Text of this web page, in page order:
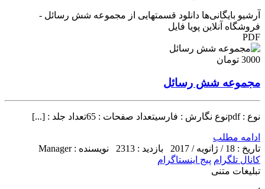
آرشیو بایگانی‌ها دانلود قسمتهایی از مجموعه شش رسائل -
فروشگاه آنلاین پویا فایل
PDF
3000 تومان
مجموعه شش رسائل
نوع : pdfنوع نگارش : فارسیتعداد صفحات : 65تعداد جلد : [...]
ادامه مطلب
تاریخ : 18 / ژانویه / 2017
بازدید : 2313
نویسنده : Manager
کانال تلگرام پیج اینستاگرام
تبلیغات متنی